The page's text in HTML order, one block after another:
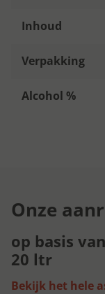
Inhoud
Verpakking
Alcohol %
Onze
op basis
20 ltr
Bekijk het hele